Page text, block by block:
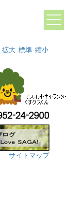
拡大 標準 縮小
サイトマップ